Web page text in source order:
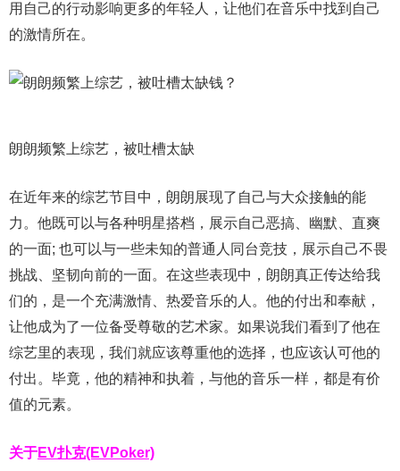
用自己的行动影响更多的年轻人，让他们在音乐中找到自己
的激情所在。
朗朗频繁上综艺，被吐槽太缺
在近年来的综艺节目中，朗朗展现了自己与大众接触的能
力。他既可以与各种明星搭档，展示自己恶搞、幽默、直爽
的一面; 也可以与一些未知的普通人同台竞技，展示自己不畏
挑战、坚韧向前的一面。在这些表现中，朗朗真正传达给我
们的，是一个充满激情、热爱音乐的人。他的付出和奉献，
让他成为了一位备受尊敬的艺术家。如果说我们看到了他在
综艺里的表现，我们就应该尊重他的选择，也应该认可他的
付出。毕竟，他的精神和执着，与他的音乐一样，都是有价
值的元素。
关于EV扑克(EVPoker)